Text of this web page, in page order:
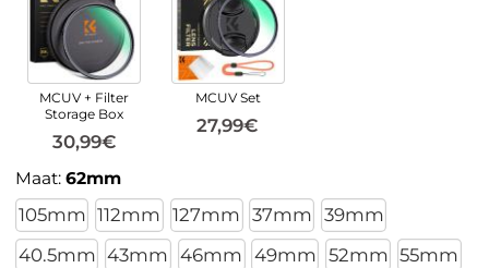
MCUV + Filter
Storage Box
30,99€
MCUV Set
27,99€
Maat:62mm
105mm 112mm 127mm 37mm 39mm
40.5mm 43mm 46mm 49mm 52mm 55mm